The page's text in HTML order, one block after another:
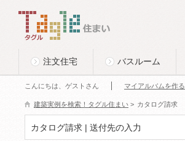
Tagle タグル 住まい
注文住宅 バスルーム
こんにちは、ゲストさん マイアルバムを作る
建築実例を検索！タグル住まい > カタログ請求
カタログ請求 | 送付先の入力